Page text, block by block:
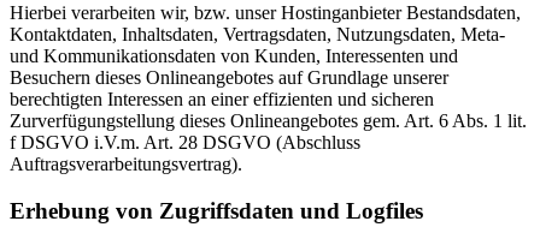
Hierbei verarbeiten wir, bzw. unser Hostinganbieter Bestandsdaten,
Kontaktdaten, Inhaltsdaten, Vertragsdaten, Nutzungsdaten, Meta-
und Kommunikationsdaten von Kunden, Interessenten und
Besuchern dieses Onlineangebotes auf Grundlage unserer
berechtigten Interessen an einer effizienten und sicheren
Zurverfügungstellung dieses Onlineangebotes gem. Art. 6 Abs. 1 lit.
f DSGVO i.V.m. Art. 28 DSGVO (Abschluss
Auftragsverarbeitungsvertrag).
Erhebung von Zugriffsdaten und Logfiles